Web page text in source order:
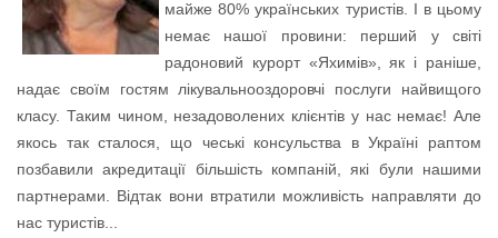
майже 80% українських туристів. І в цьому
немає нашої провини: перший у світі
радоновий курорт «Яхимів», як і раніше,
надає своїм гостям лікувальнооздоровчі послуги найвищого
класу. Таким чином, незадоволених клієнтів у нас немає! Але
якось так сталося, що чеські консульства в Україні раптом
позбавили акредитації більшість компаній, які були нашими
партнерами. Відтак вони втратили можливість направляти до
нас туристів...